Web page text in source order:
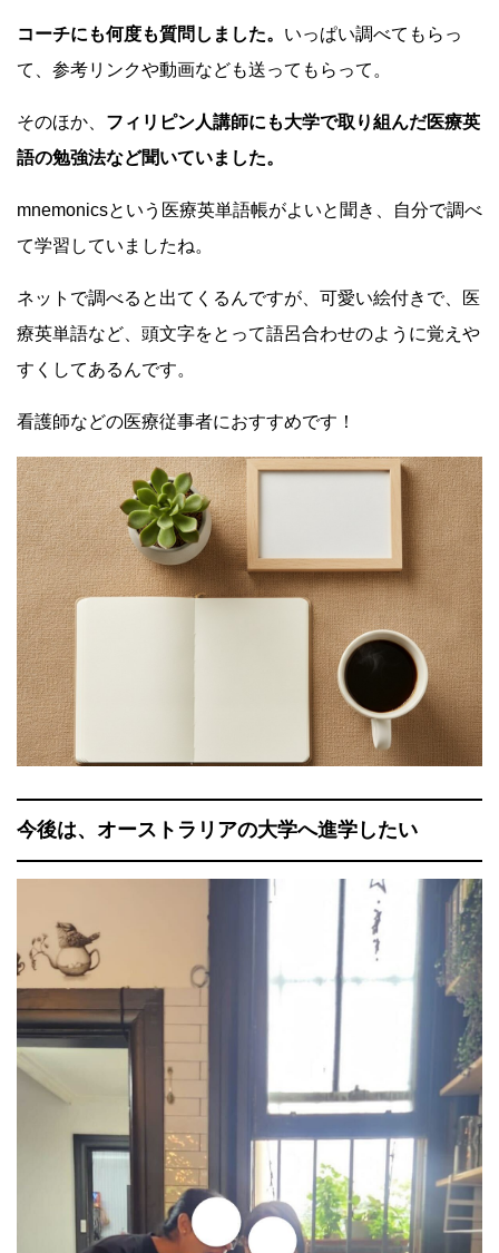
コーチにも何度も質問しました。 いっぱい調べてもらっ
て、参考リンクや動画なども送ってもらって。
そのほか、 フィリピン人講師にも大学で取り組んだ医療英
語の勉強法など聞いていました。
mnemonicsという医療英単語帳がよいと聞き、自分で調べ
て学習していましたね。
ネットで調べると出てくるんですが、可愛い絵付きで、医
療英単語など、頭文字をとって語呂合わせのように覚えや
すくしてあるんです。
看護師などの医療従事者におすすめです！
今後は、オーストラリアの大学へ進学したい